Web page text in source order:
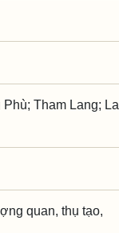
Tham Lang; La
quan, thụ tạo,